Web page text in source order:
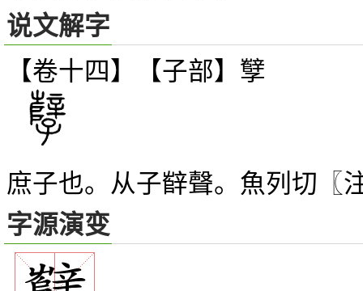
说文解字
【卷十四】【子部】 孼
庶子也。从子辥聲。魚列切〖
字源演变